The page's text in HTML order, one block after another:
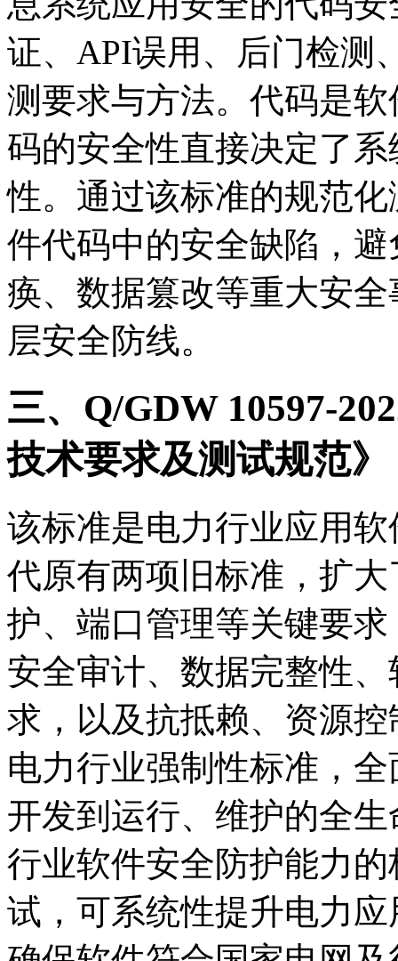
证、API误用、后门检测
测要求与方法。代码是
码的安全性直接决定了
性。通过该标准的规范
件代码中的安全缺陷，
痪、数据篡改等重大安
层安全防线。
三、Q/GDW 10597-
技术要求及测试规范》
该标准是电力行业应用
代原有两项旧标准，扩
护、端口管理等关键要
安全审计、数据完整性
求，以及抗抵赖、资源
电力行业强制性标准，
开发到运行、维护的全
行业软件安全防护能力
试，可系统性提升电力